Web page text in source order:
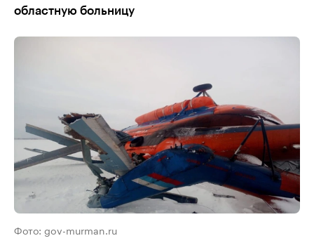
областную больницу
Фото: gov-murman.ru